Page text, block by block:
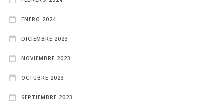
ENERO 2024
DICIEMBRE 2023
NOVIEMBRE 2023
OCTUBRE 2023
SEPTIEMBRE 2023